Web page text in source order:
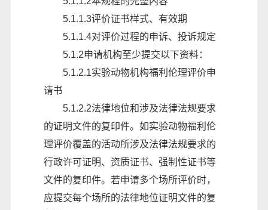
5.1.1.3评价证书样式、有效期
5.1.1.4对评价过程的申诉、投诉规定
5.1.2申请机构至少提交以下资料：
5.1.2.1实验动物机构福利伦理评价申
请书
5.1.2.2法律地位和涉及法律法规要求
的证明文件的复印件。如实验动物福利伦
理评价覆盖的活动所涉及法律法规要求的
行政许可证明、资质证书、强制性证书等
文件的复印件。若申请多个场所评价时，
应提交每个场所的法律地位证明文件的复